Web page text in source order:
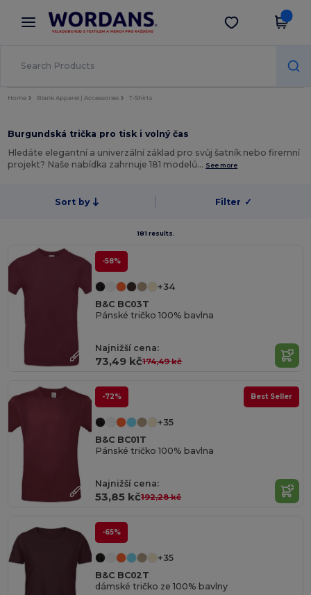
× Aplikace Wordans
Lepší ceny v aplikaci!
Stáhnout app
Home Blank Apparel | Accessories T-Shirts
Burgundská trička pro tisk i volný čas
Hledáte elegantní a univerzální základ pro svůj šatník nebo firemní
projekt? Naše nabídka zahrnuje 181 modelů… See more
Sort by Filter ✓
181 results.
-58%
+34
B&C BC03T
Pánské tričko 100% bavlna
Najnižší cena:
73,49 kč174,49 kč
-72% Best Seller
+35
B&C BC01T
Pánské tričko 100% bavlna
Najnižší cena:
53,85 kč192,28 kč
-65%
+35
B&C BC02T
dámské tričko ze 100% bavlny